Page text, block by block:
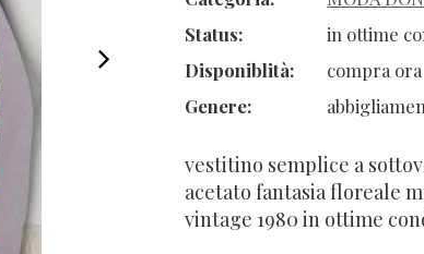
Status:
in ottime
Disponiblità:
compra ora
Genere:
vestitino semplice a
acetato fantasia floreale
vintage 1980 in ottime